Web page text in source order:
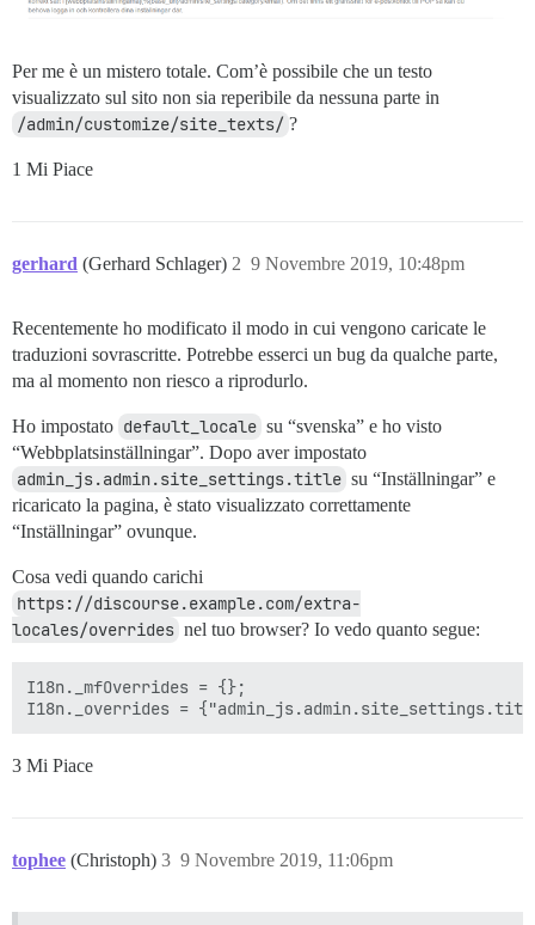
Per me è un mistero totale. Com’è possibile che un testo
visualizzato sul sito non sia reperibile da nessuna parte in
/admin/customize/site_texts/ ?
1 Mi Piace
gerhard (Gerhard Schlager) 9 Novembre 2019, 10:48pm
2
Recentemente ho modificato il modo in cui vengono caricate le
traduzioni sovrascritte. Potrebbe esserci un bug da qualche parte,
ma al momento non riesco a riprodurlo.
Ho impostato default_locale su “svenska” e ho visto
“Webbplatsinställningar”. Dopo aver impostato
admin_js.admin.site_settings.title su “Inställningar” e
ricaricato la pagina, è stato visualizzato correttamente
“Inställningar” ovunque.
Cosa vedi quando carichi
https://discourse.example.com/extra-
locales/overrides nel tuo browser? Io vedo quanto segue:
I18n._mfOverrides = {};
3 Mi Piace
tophee (Christoph) 9 Novembre 2019, 11:06pm
3